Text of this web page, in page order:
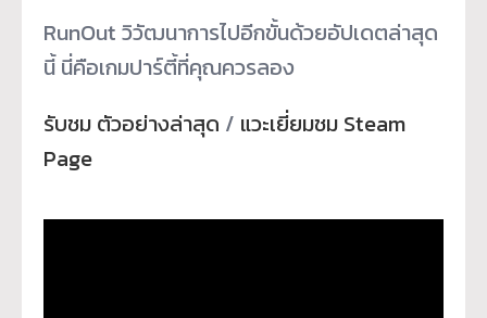
RunOut วิวัฒนาการไปอีกขั้นด้วยอัปเดตล่าสุด
นี้ นี่คือเกมปาร์ตี้ที่คุณควรลอง
รับชม ตัวอย่างล่าสุด / แวะเยี่ยมชม Steam
Page